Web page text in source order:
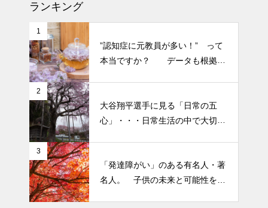
半年ぶりの投稿です・・・さぼ
り癖がついてしまって・・・恥
2026 今年初めての投稿・・・
「食生活習慣の改善」が今年の
ランキング
1
”認知症に元教員が多い！” って
本当ですか？ データも根拠も
2
大谷翔平選手に見る「日常の五
心」・・・日常生活の中で大切
3
「発達障がい」のある有名人・著
名人。 子供の未来と可能性を秘